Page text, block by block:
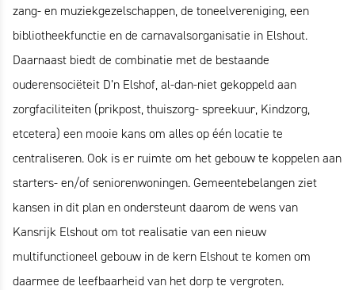
zang- en muziekgezelschappen, de toneelvereniging, een
bibliotheekfunctie en de carnavalsorganisatie in Elshout.
Daarnaast biedt de combinatie met de bestaande
ouderensociëteit D’n Elshof, al-dan-niet gekoppeld aan
zorgfaciliteiten (prikpost, thuiszorg- spreekuur, Kindzorg,
etcetera) een mooie kans om alles op één locatie te
centraliseren. Ook is er ruimte om het gebouw te koppelen aan
starters- en/of seniorenwoningen. Gemeentebelangen ziet
kansen in dit plan en ondersteunt daarom de wens van
Kansrijk Elshout om tot realisatie van een nieuw
multifunctioneel gebouw in de kern Elshout te komen om
daarmee de leefbaarheid van het dorp te vergroten.